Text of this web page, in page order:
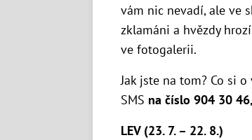
vám nic nevadí, ale ve
zklamáni a hvězdy
ve fotogalerii.
Jak jste na tom? Co si
SMS na číslo 904 30
LEV (23. 7. – 22. 8.)